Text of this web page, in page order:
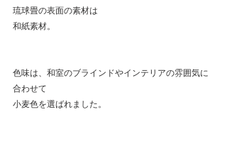
琉球畳の表面の素材は
和紙素材。
色味は、和室のブラインドやインテリアの雰囲気に
合わせて
小麦色を選ばれました。